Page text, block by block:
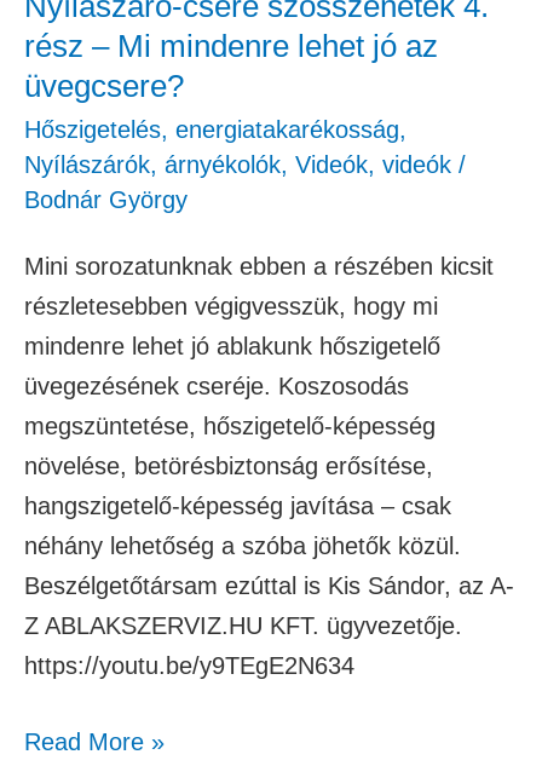
rész – Mi mindenre lehet jó az
üvegcsere?
Hőszigetelés, energiatakarékosság,
Nyílászárók, árnyékolók, Videók, videók /
Bodnár György
Mini sorozatunknak ebben a részében kicsit
részletesebben végigvesszük, hogy mi
mindenre lehet jó ablakunk hőszigetelő
üvegezésének cseréje. Koszosodás
megszüntetése, hőszigetelő-képesség
növelése, betörésbiztonság erősítése,
hangszigetelő-képesség javítása – csak
néhány lehetőség a szóba jöhetők közül.
Beszélgetőtársam ezúttal is Kis Sándor, az A-
Z ABLAKSZERVIZ.HU KFT. ügyvezetője.
https://youtu.be/y9TEgE2N634
lehet
jó
az
üvegcsere?
Read More »